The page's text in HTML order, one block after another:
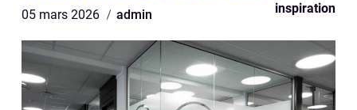
05 mars 2026 admin inspiration